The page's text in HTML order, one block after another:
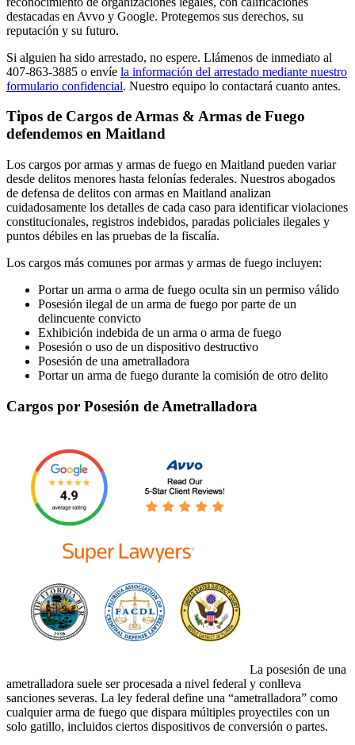
destacadas en Avvo y Google. Protegemos sus derechos, su
reputación y su futuro.
Si alguien ha sido arrestado, no espere. Llámenos de inmediato al
407-863-3885 o envíe la información del arrestado mediante nuestro
formulario confidencial. Nuestro equipo lo contactará cuanto antes.
Tipos de Cargos de Armas & Armas de Fuego
defendemos en Maitland
Los cargos por armas y armas de fuego en Maitland pueden variar
desde delitos menores hasta felonías federales. Nuestros abogados
de defensa de delitos con armas en Maitland analizan
cuidadosamente los detalles de cada caso para identificar violaciones
constitucionales, registros indebidos, paradas policiales ilegales y
puntos débiles en las pruebas de la fiscalía.
Los cargos más comunes por armas y armas de fuego incluyen:
Portar un arma o arma de fuego oculta sin un permiso válido
Posesión ilegal de un arma de fuego por parte de un
delincuente convicto
Exhibición indebida de un arma o arma de fuego
Posesión o uso de un dispositivo destructivo
Posesión de una ametralladora
Portar un arma de fuego durante la comisión de otro delito
Cargos por Posesión de Ametralladora
La posesión de una
ametralladora suele ser procesada a nivel federal y conlleva
sanciones severas. La ley federal define una “ametralladora” como
cualquier arma de fuego que dispara múltiples proyectiles con un
solo gatillo, incluidos ciertos dispositivos de conversión o partes.